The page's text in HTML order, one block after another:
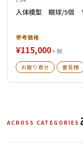
人体模型 眼球/5倍
参考価格
¥115,000＋税
お取り寄せ 要見積
ACROSS CATEGORIES